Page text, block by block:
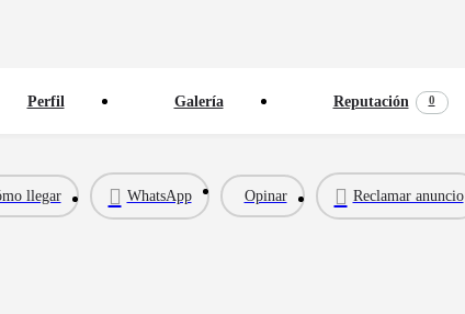
Perfil Galería Reputación 0
llegar WhatsApp Opinar Reclamar anuncio